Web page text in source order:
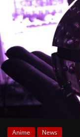
Anime News